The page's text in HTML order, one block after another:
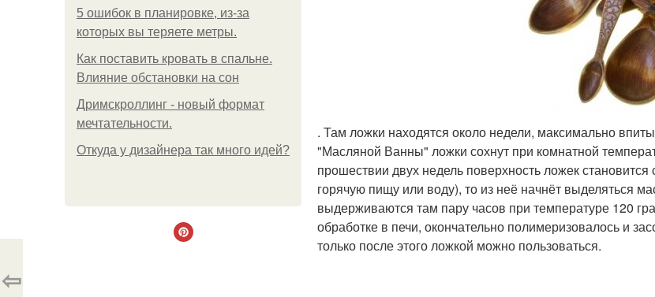
5 ошибок в планировке, из-за
которых вы теряете метры.
Как поставить кровать в спальне.
Влияние обстановки на сон
Дримскроллинг - новый формат
мечтательности.
Откуда у дизайнера так много идей?
. Там ложки находятся около недели, максимально
"Масляной Ванны" ложки сохнут при комнатной
прошествии двух недель поверхность ложек
горячую пищу или воду), то из неё начнёт выделяться
выдерживаются там пару часов при температуре 120
обработке в печи, окончательно полимеризовалось и
только после этого ложкой можно пользоваться.
⇦